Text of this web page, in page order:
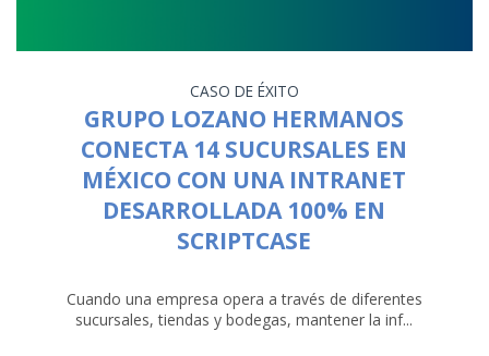
CASO DE ÉXITO
GRUPO LOZANO HERMANOS
CONECTA 14 SUCURSALES EN
MÉXICO CON UNA INTRANET
DESARROLLADA 100% EN
SCRIPTCASE
Cuando una empresa opera a través de diferentes
sucursales, tiendas y bodegas, mantener la inf...